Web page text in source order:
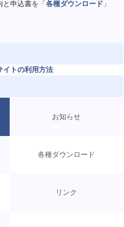
と申込書を「各種ダウンロード 」
イトの利用方法
お知らせ
各種ダウンロード
リンク